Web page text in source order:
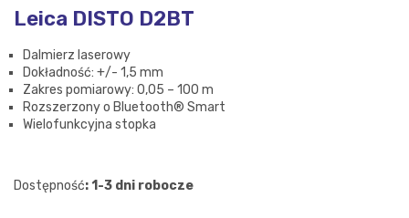
Leica DISTO D2BT
Dalmierz laserowy
Dokładność: +/- 1,5 mm
Zakres pomiarowy: 0,05 – 100 m
Rozszerzony o Bluetooth® Smart
Wielofunkcyjna stopka
Dostępność: 1-3 dni robocze